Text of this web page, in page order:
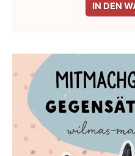
IN DEN